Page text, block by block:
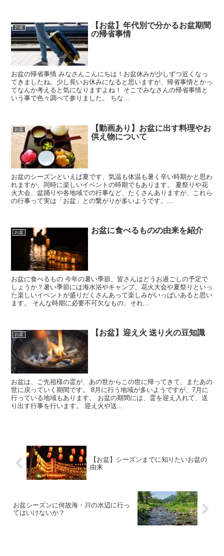
お盆
【お盆】年代別で分かるお盆期間
の帰省事情
お盆の帰省事情 みなさんこんにちは！お盆休みが少しずつ近くなっ
てきましたね。少し長いお休みになると思いますが、帰省事情とかっ
てなんか考えると気になりますよね！ そこでみなさんの帰省事情と
いう事で色々調べて参りました。 ちな...
お盆
【動画あり】お盆に出す料理やお
供え物について
お盆のシーズンといえば夏です、気温も体温も暑く辛い時期かと思わ
れますが、同時に楽しいイベントの時期でもあります。 夏祭りや花
火大会、盆踊りや各地域での行事など、たくさんありますが、これら
の行事って実は「お盆」との繋がりが多いようです。...
お盆 お盆に食べるものの由来を紹介
お盆に食べるもの 今年の暑い季節、皆さんはどうお過ごしの予定で
しょうか？暑い季節には海水浴やキャンプ、花火大会や夏祭りといっ
た楽しいイベントが盛りだくさんあって楽しみがいっぱいあると思い
ます。 そんな時期に必要不可欠なもの、それ...
お盆 【お盆】迎え火 送り火の豆知識
お盆は、ご先祖様の霊が、あの世からこの世に帰ってきて、またあの
世に戻っていく期間です。 8月に行う地域が多いようですが、7月に
行っている地域もあります。 お盆の期間には、霊を迎え入れて、送
り出す行事を行います。 迎え火や送...
【お盆】シーズンまでに知りたいお盆の
由来
お盆シーズンに何故海・川の水辺に行っ
てはいけないか？